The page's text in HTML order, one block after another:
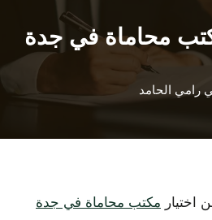
محاماة في جدة
رامي الحامد
اختيار مكتب محاماة في جدة